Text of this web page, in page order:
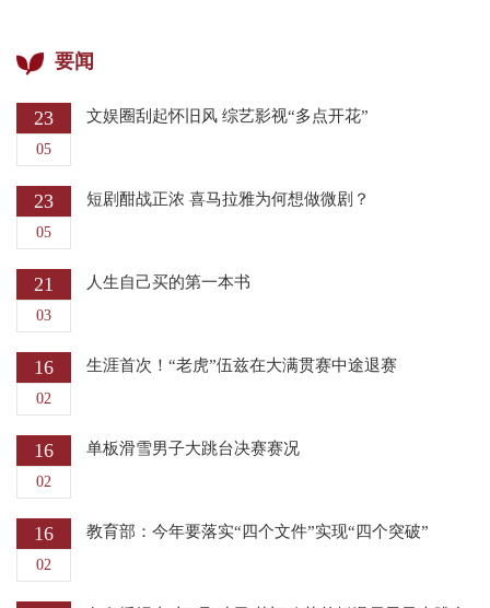
要闻
23
05
文娱圈刮起怀旧风 综艺影视“多点开花”
23
05
短剧酣战正浓 喜马拉雅为何想做微剧？
21
03
人生自己买的第一本书
16
02
生涯首次！“老虎”伍兹在大满贯赛中途退赛
16
02
单板滑雪男子大跳台决赛赛况
16
02
教育部：今年要落实“四个文件”实现“四个突破”